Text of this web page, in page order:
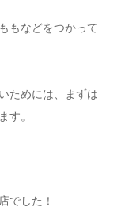
もなどをつかって
ためには、まずは
す。
でした！